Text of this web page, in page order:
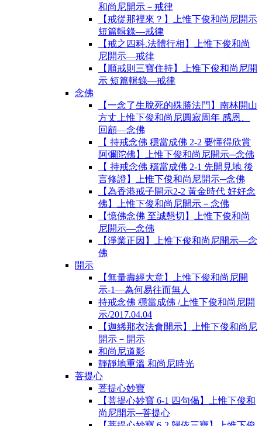
和尚尼開示－戒律
【戒從那裡來？】上惟下俊和尚尼開示
短篇輯錄—戒律
【戒之四科.法體行相】上惟下俊和尚
尼開示—戒律
【順戒則三寶住持】上惟下俊和尚尼開
示 短篇輯錄—戒律
念佛
【一念了生脫死的殊勝法門】南林開山
方丈上惟下俊和尚尼圓寂周年 感恩、
回顧—念佛
【 持戒念佛 穩當成佛 2-2 要懂得欣賞
阿彌陀佛】上惟下俊和尚尼開示─念佛
【 持戒念佛 穩當成佛 2-1 先開見地 後
言修證】上惟下俊和尚尼開示─念佛
【為香港戒子開示2-2 黃金時代 好好念
佛】上惟下俊和尚尼開示－念佛
【憶佛念佛 至誠懇切】上惟下俊和尚
尼開示—念佛
【淨業正因】上惟下俊和尚尼開示—念
佛
開示
【無量壽經大意】上惟下俊和尚尼開
示-1―為何易往而無人
持戒念佛 穩當成佛 /上惟下俊和尚尼開
示/2017.04.04
【迦絺那衣法會開示】上惟下俊和尚尼
開示－開示
和尚尼道影
靜靜地重溫 和尚尼時光
菩提心
菩提心妙寶
【菩提心妙寶 6-1 四句偈】上惟下俊和
尚尼開示─菩提心